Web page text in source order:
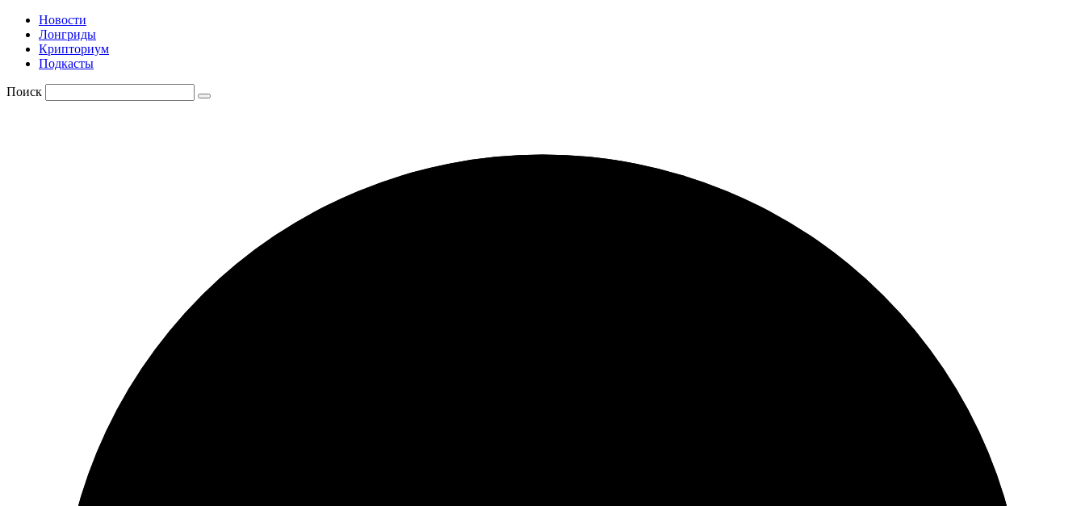
Новости
Лонгриды
Крипториум
Подкасты
Поиск